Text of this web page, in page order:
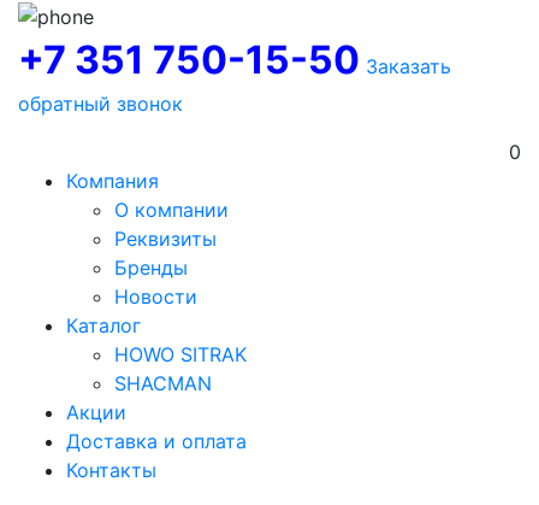
+7 351 750-15-50 Заказать
обратный звонок
0
Компания
О компании
Реквизиты
Бренды
Новости
Каталог
HOWO SITRAK
SHACMAN
Акции
Доставка и оплата
Контакты